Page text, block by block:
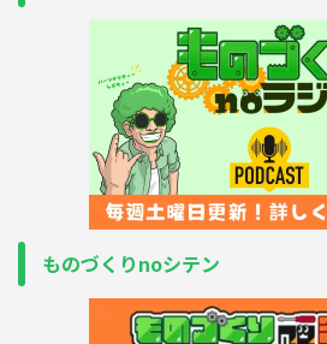
ものづくりnoシテン